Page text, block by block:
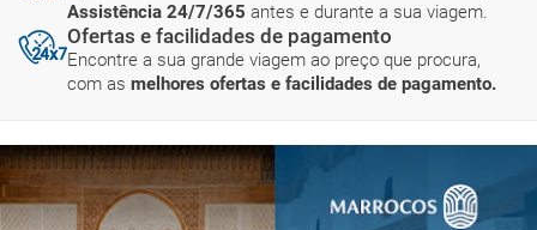
Assistência 24/7/365 antes e durante a sua viagem.
Ofertas e facilidades de pagamento
Encontre a sua grande viagem ao preço que procura,
com as melhores ofertas e facilidades de pagamento.